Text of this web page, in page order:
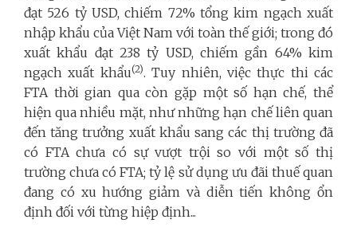
đạt 526 tỷ USD, chiếm 72% tổng kim ngạch xuất
nhập khẩu của Việt Nam với toàn thế giới; trong đó
xuất khẩu đạt 238 tỷ USD, chiếm gần 64% kim
ngạch xuất khẩu(2). Tuy nhiên, việc thực thi các
FTA thời gian qua còn gặp một số hạn chế, thể
hiện qua nhiều mặt, như những hạn chế liên quan
đến tăng trưởng xuất khẩu sang các thị trường đã
có FTA chưa có sự vượt trội so với một số thị
trường chưa có FTA; tỷ lệ sử dụng ưu đãi thuế quan
đang có xu hướng giảm và diễn tiến không ổn
định đối với từng hiệp định...